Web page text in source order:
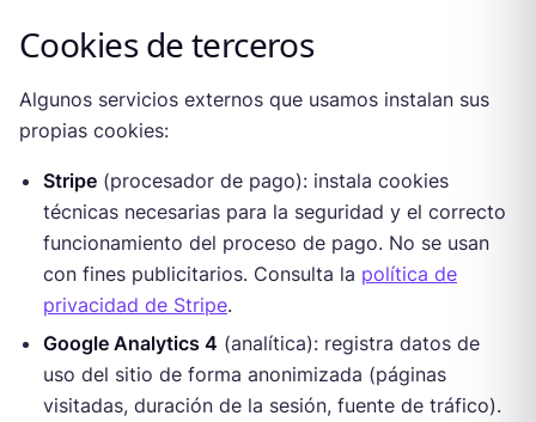
Cookies de terceros
Algunos servicios externos que usamos instalan sus
propias cookies:
Stripe (procesador de pago): instala cookies
técnicas necesarias para la seguridad y el correcto
funcionamiento del proceso de pago. No se usan
con fines publicitarios. Consulta la política de
privacidad de Stripe.
Google Analytics 4 (analítica): registra datos de
uso del sitio de forma anonimizada (páginas
visitadas, duración de la sesión, fuente de tráfico).